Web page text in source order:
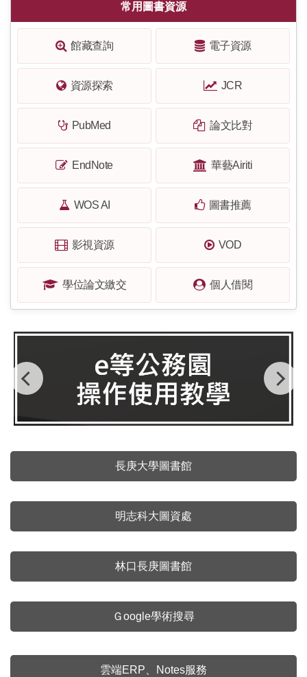
常用圖書資源
館藏查詢 電子資源
資源探索 JCR
PubMed 論文比對
EndNote 華藝Airiti
WOS AI 圖書推薦
影視資源 VOD
學位論文繳交 個人借閱
長庚大學圖書館
明志科大圖資處
林口長庚圖書館
Ｇoogle學術搜尋
雲端ERP、Notes服務